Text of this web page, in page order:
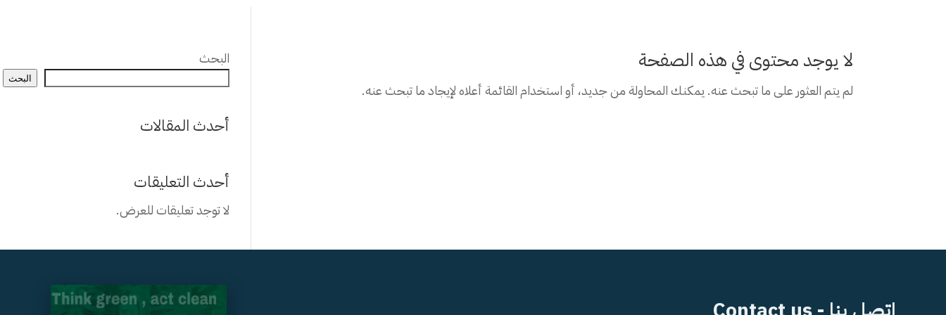
لا يوجد محتوى في هذه الصفحة
لم يتم العثور على ما تبحث عنه. يمكنك المحاولة من جديد، أو استخدام القائمة أعلاه لإيجاد ما تبحث عنه.
البحث
البحث
أحدث المقالات
أحدث التعليقات
لا توجد تعليقات للعرض.